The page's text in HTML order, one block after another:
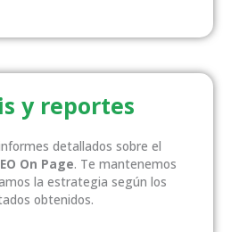
y reportes
detallados sobre el
On Page. Te mantenemos
la estrategia según los
obtenidos.